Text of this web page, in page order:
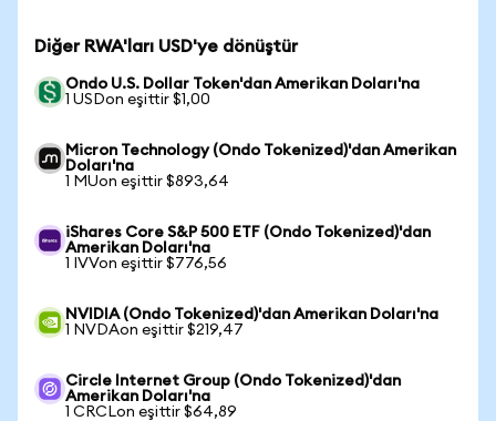
Diğer RWA'ları USD'ye dönüştür
Ondo U.S. Dollar Token'dan Amerikan Doları'na
1 USDon eşittir $1,00
Micron Technology (Ondo Tokenized)'dan Amerikan
Doları'na
1 MUon eşittir $893,64
iShares Core S&P 500 ETF (Ondo Tokenized)'dan
Amerikan Doları'na
1 IVVon eşittir $776,56
NVIDIA (Ondo Tokenized)'dan Amerikan Doları'na
1 NVDAon eşittir $219,47
Circle Internet Group (Ondo Tokenized)'dan
Amerikan Doları'na
1 CRCLon eşittir $64,89